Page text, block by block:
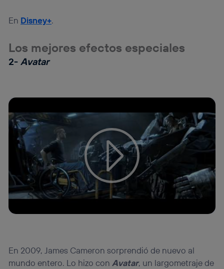
En Disney+.
Los mejores efectos especiales
2-Avatar
Tu configuración de cookies no permite la visualización de
este contenido
Configurar cookies
En 2009, James Cameron sorprendió de nuevo al
mundo entero. Lo hizo con Avatar, un largometraje de